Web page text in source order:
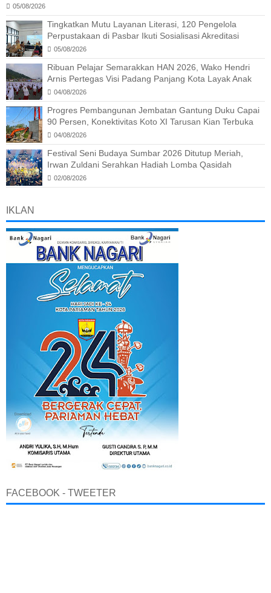
05/08/2026
Tingkatkan Mutu Layanan Literasi, 120 Pengelola
Perpustakaan di Pasbar Ikuti Sosialisasi Akreditasi
05/08/2026
Ribuan Pelajar Semarakkan HAN 2026, Wako Hendri
Arnis Pertegas Visi Padang Panjang Kota Layak Anak
04/08/2026
Progres Pembangunan Jembatan Gantung Duku Capai
90 Persen, Konektivitas Koto XI Tarusan Kian Terbuka
04/08/2026
Festival Seni Budaya Sumbar 2026 Ditutup Meriah,
Irwan Zuldani Serahkan Hadiah Lomba Qasidah
02/08/2026
IKLAN
FACEBOOK - TWEETER